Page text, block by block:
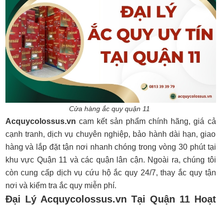
Cửa hàng ắc quy quận 11
Acquycolossus.vn cam kết sản phẩm chính hãng, giá cả
cạnh tranh, dịch vụ chuyên nghiệp, bảo hành dài hạn, giao
hàng và lắp đặt tận nơi nhanh chóng trong vòng 30 phút tại
khu vực Quận 11 và các quận lân cận. Ngoài ra, chúng tôi
còn cung cấp dịch vụ cứu hộ ắc quy 24/7, thay ắc quy tận
nơi và kiểm tra ắc quy miễn phí.
Đại Lý Acquycolossus.vn Tại Quận 11 Hoạt